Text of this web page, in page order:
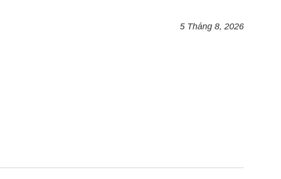
5 Tháng 8, 2026